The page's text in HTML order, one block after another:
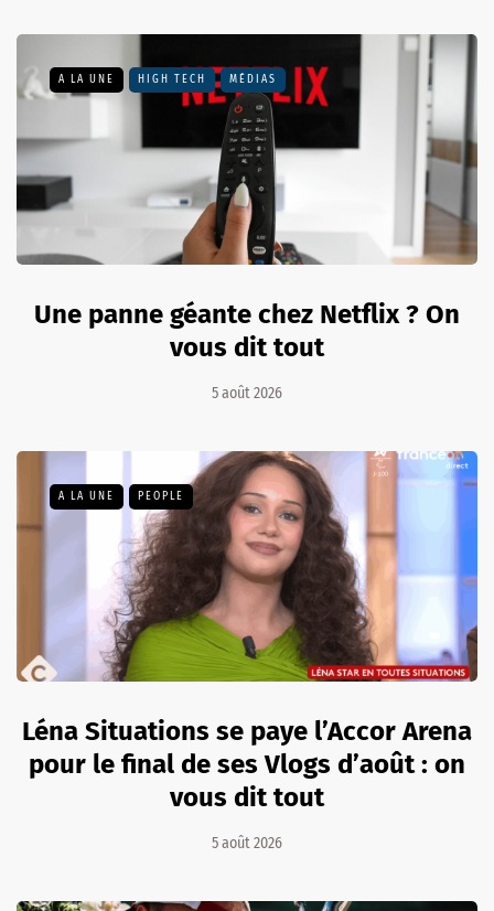
A LA UNE HIGH TECH MÉDIAS
Une panne géante chez Netflix ? On
vous dit tout
5 août 2026
A LA UNE PEOPLE
Léna Situations se paye l’Accor Arena
pour le final de ses Vlogs d’août : on
vous dit tout
5 août 2026